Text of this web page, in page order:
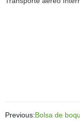
Previous:Bolsa de